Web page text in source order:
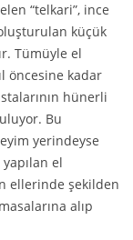
“telkari”, ince
küçük
Tümüyle el
öncesine kadar
hünerli
Bu
yerindeyse
el
ellerinde şekilden
alıp